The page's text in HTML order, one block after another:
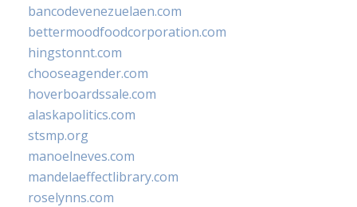
bancodevenezuelaen.com
bettermoodfoodcorporation.com
hingstonnt.com
chooseagender.com
hoverboardssale.com
alaskapolitics.com
stsmp.org
manoelneves.com
mandelaeffectlibrary.com
roselynns.com